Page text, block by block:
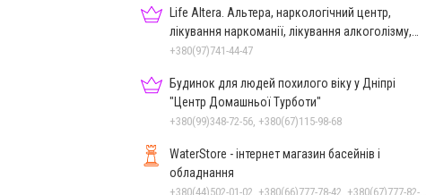
Life Altera. Альтера, наркологічний центр,
лікування наркоманії, лікування алкоголізму,
зняття ломки
+380(97)741-44-47
Будинок для людей похилого віку у Дніпрі
"Центр Домашньої Турботи"
+380(99)348-72-56, +380(67)115-98-68
WaterStore - інтернет магазин басейнів і
обладнання